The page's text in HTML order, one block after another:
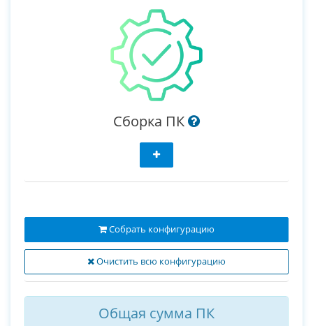
Сборка ПК
Очистить всю конфигурацию
Собрать конфигурацию
Общая сумма ПК